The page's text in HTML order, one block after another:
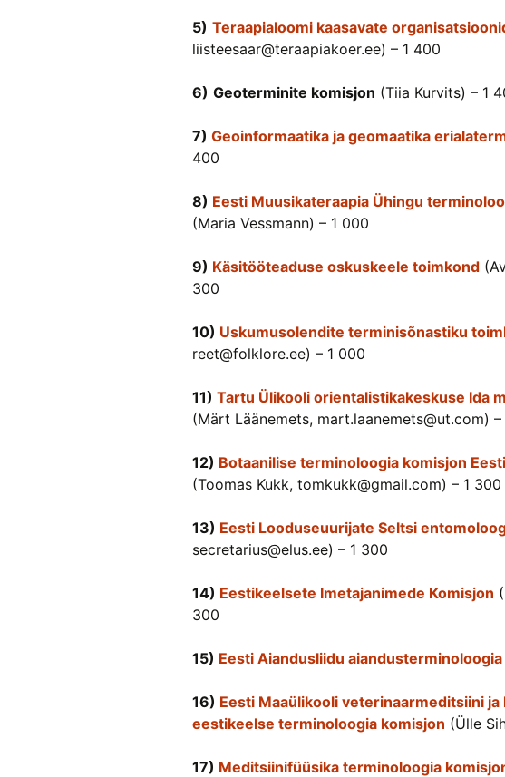
5) Teraapialoomi kaasavate
liisteesaar@teraapiakoer.ee) – 1 400
6) Geoterminite komisjon (Tiia Kurvits) – 1
7) Geoinformaatika ja geomaatika
400
8) Eesti Muusikateraapia Ühingu
(Maria Vessmann) – 1 000
9) Käsitööteaduse oskuskeele toimkond
300
10) Uskumusolendite terminisõnastiku
reet@folklore.ee) – 1 000
11) Tartu Ülikooli orientalistikakeskuse Ida
(Märt Läänemets, mart.laanemets@ut.com) –
12) Botaanilise terminoloogia komisjon
(Toomas Kukk, tomkukk@gmail.com) – 1 300
13) Eesti Looduseuurijate Seltsi
secretarius@elus.ee) – 1 300
14) Eestikeelsete Imetajanimede Komisjon
300
15) Eesti Aiandusliidu
16) Eesti Maaülikooli veterinaarmeditsiini
eestikeelse terminoloogia komisjon (Ülle
17) Meditsiinifüüsika terminoloogia